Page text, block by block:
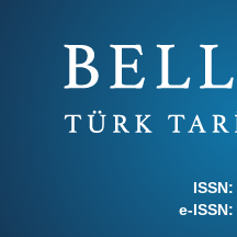
ISSN:
e-ISSN: